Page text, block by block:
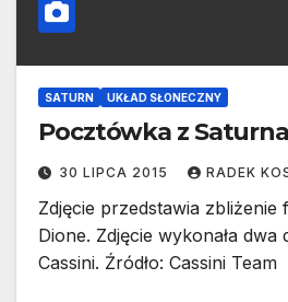
SATURN UKŁAD SŁONECZNY
Pocztówka z Saturna
30 LIPCA 2015 RADEK
Zdjęcie przedstawia zbliżenie
Dione. Zdjęcie wykonała dwa
Cassini. Źródło: Cassini Team